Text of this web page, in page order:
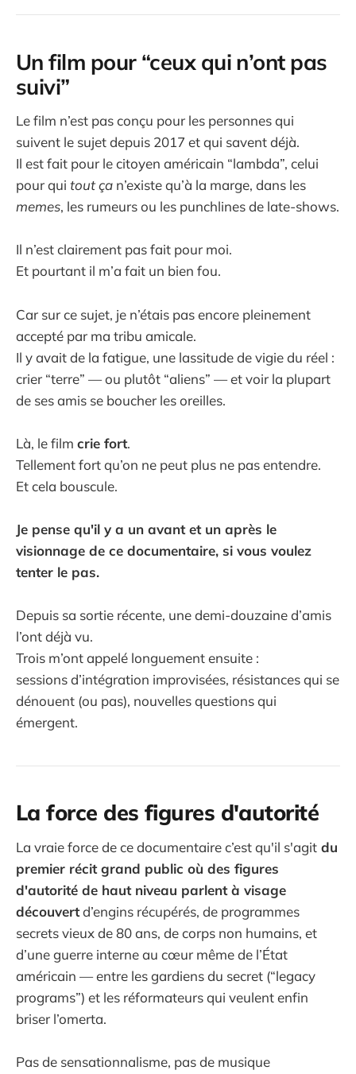
Un film pour “ceux qui n’ont pas
suivi”
Le film n’est pas conçu pour les personnes qui
suivent le sujet depuis 2017 et qui savent déjà.
Il est fait pour le citoyen américain “lambda”, celui
pour qui tout ça n’existe qu’à la marge, dans les
memes, les rumeurs ou les punchlines de late-shows.
Il n’est clairement pas fait pour moi.
Et pourtant il m’a fait un bien fou.
Car sur ce sujet, je n’étais pas encore pleinement
accepté par ma tribu amicale.
Il y avait de la fatigue, une lassitude de vigie du réel :
crier “terre” — ou plutôt “aliens” — et voir la plupart
de ses amis se boucher les oreilles.
Là, le film crie fort.
Tellement fort qu’on ne peut plus ne pas entendre.
Et cela bouscule.
Je pense qu'il y a un avant et un après le
visionnage de ce documentaire, si vous voulez
tenter le pas.
Depuis sa sortie récente, une demi-douzaine d’amis
l’ont déjà vu.
Trois m’ont appelé longuement ensuite :
sessions d’intégration improvisées, résistances qui se
dénouent (ou pas), nouvelles questions qui
émergent.
La force des figures d'autorité
La vraie force de ce documentaire c’est qu'il s'agit du
premier récit grand public où des figures
d'autorité de haut niveau parlent à visage
découvertd’engins récupérés, de programmes
secrets vieux de 80 ans, de corps non humains, et
d’une guerre interne au cœur même de l’État
américain — entre les gardiens du secret (“legacy
programs”) et les réformateurs qui veulent enfin
briser l’omerta.
Pas de sensationnalisme, pas de musique